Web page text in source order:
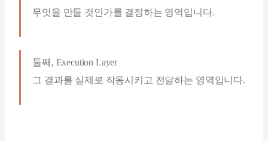
무엇을 만들 것인가를 결정하는 영역입니다.
둘째, Execution Layer
그 결과를 실제로 작동시키고 전달하는 영역입니다.